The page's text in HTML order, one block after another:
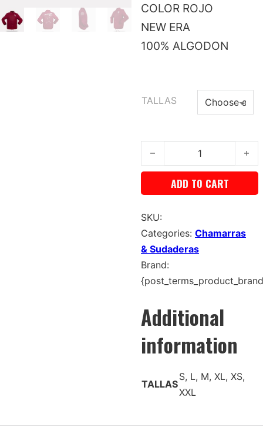
COLOR ROJO
NEW ERA
100% ALGODON
TALLAS
Chamarra COACH RED
ADD TO CART
SKU:
Categories: Chamarras
& Sudaderas
Brand:
Additional
information
TALLAS
S, L, M, XL, XS,
XXL